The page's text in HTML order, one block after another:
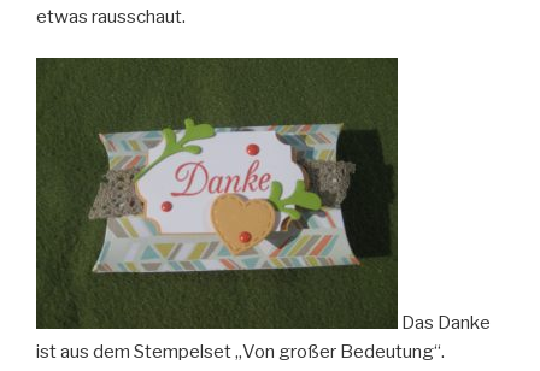
etwas rausschaut.
Das Danke
ist aus dem Stempelset „Von großer Bedeutung“.